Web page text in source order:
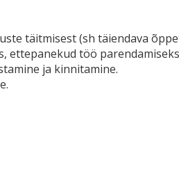
täitmisest (sh täiendava
ettepanekud töö
ja kinnitamine.